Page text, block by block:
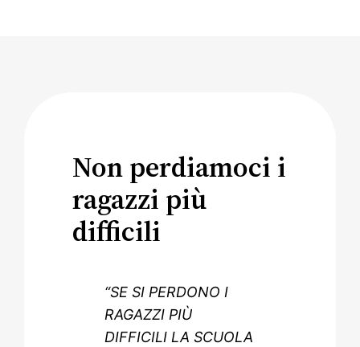
Non perdiamoci i
ragazzi più
difficili
“SE SI PERDONO I
RAGAZZI PIÙ
DIFFICILI LA SCUOLA